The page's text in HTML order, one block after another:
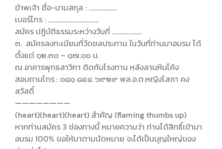
ข้าพเจ้า ชื่อ-นามสกุล : ……………….
เบอร์โทร : …………………………….
สมัคร ปฏิบัติธรรมระหว่างวันที่ ………………..
๓. สมัครลงทะเบียนที่วัดชลประทาน ในวันที่ท่านมาอบรม ได้
ตั้งแต่ ๑๒.๓๐ – ๑๗.๐๐ น.
ณ อาคารพุทธสาวิกา ติดกับโรงทาน หลังลานหินโค้ง
สอบถามโทร : ๐๘๑ ๘๕๔ ๖๙๒๙ พล.อ.ต.หญิงโสภา คง
สวัสดิ์
————————
(heart)(heart)(heart) สำคัญ (flaming thumbs up)
หากท่านสมัคร 3 ช่องทางนี้ หมายความว่า ท่านได้สิทธิ์เข้ามา
อบรม 100% ขอให้มาตามนัดหมาย จะได้เป็นบุญใหญ่ของ